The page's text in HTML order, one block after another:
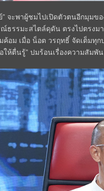
” จะพาผู้ชมไปเปิดตัวตนอีกมุม
ณ์ธรรมะสไตล์ดุดัน ตรงไปตรง
ค้อม เมื่อ น็อต วรฤทธิ์ จัดเต็มทุ
อให้ตื่นรู้” ปมร้อนเรื่องความสัม